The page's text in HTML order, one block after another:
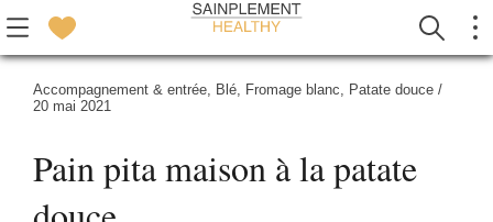
Accompagnement & entrée, Blé, Fromage blanc, Patate douce /
20 mai 2021
Pain pita maison à la patate